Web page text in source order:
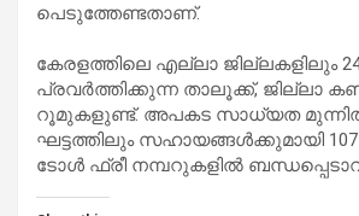
പെടുത്തേണ്ടതാണ്.
കേരളത്തിലെ എല്ലാ ജില്ലകളിലും
പ്രവർത്തിക്കുന്ന താലൂക്ക്, ജില്ലാ
റൂമുകളുണ്ട്. അപകട സാധ്യത
ഘട്ടത്തിലും സഹായങ്ങൾക്കുമായി
ടോൾ ഫ്രീ നമ്പറുകളിൽ